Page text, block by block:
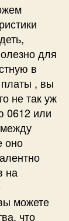
для
в
платы , вы
не так уж
0612 или
оно
на
можете
что